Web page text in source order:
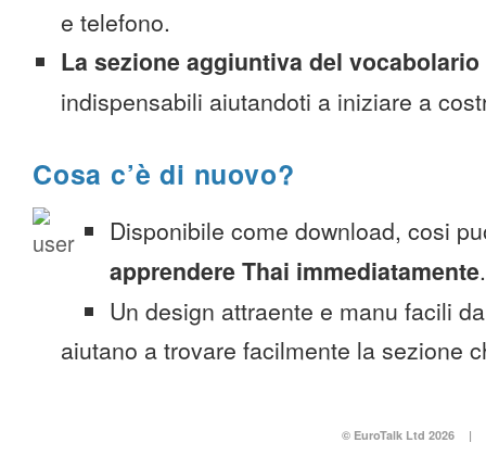
e telefono.
La sezione aggiuntiva del vocabolario
indispensabili aiutandoti a iniziare a
Cosa c’è di nuovo?
Disponibile come download, cosi
apprendere Thai immediatamente.
Un design attraente e manu facili
aiutano a trovare facilmente la sezione
© EuroTalk Ltd 2026 |